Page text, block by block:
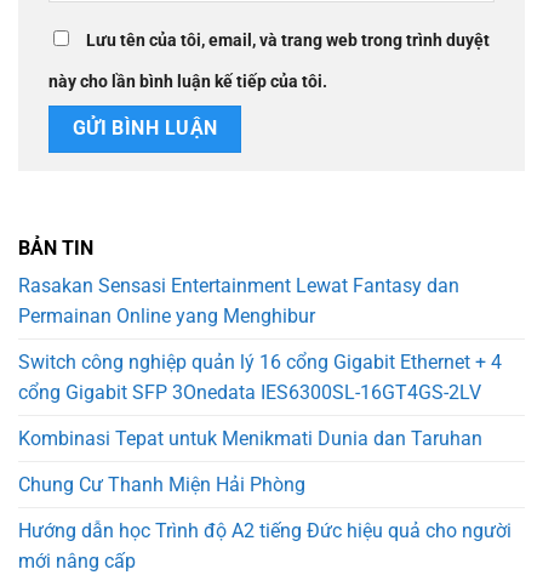
Lưu tên của tôi, email, và trang web trong trình duyệt
này cho lần bình luận kế tiếp của tôi.
BẢN TIN
Rasakan Sensasi Entertainment Lewat Fantasy dan
Permainan Online yang Menghibur
Switch công nghiệp quản lý 16 cổng Gigabit Ethernet + 4
cổng Gigabit SFP 3Onedata IES6300SL-16GT4GS-2LV
Kombinasi Tepat untuk Menikmati Dunia dan Taruhan
Chung Cư Thanh Miện Hải Phòng
Hướng dẫn học Trình độ A2 tiếng Đức hiệu quả cho người
mới nâng cấp